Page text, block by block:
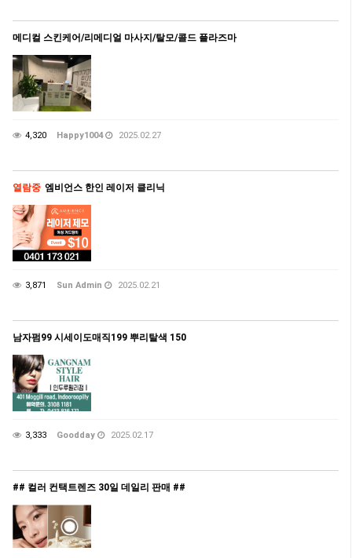
메디컬 스킨케어/리메디얼 마사지/탈모/콜드 플라즈마
4,320 Happy1004 2025.02.27
열람중 엠비언스 한인 레이저 클리닉
3,871 Sun Admin 2025.02.21
남자펌99 시세이도매직199 뿌리탈색 150
3,333 Goodday 2025.02.17
## 컬러 컨택트렌즈 30일 데일리 판매 ##